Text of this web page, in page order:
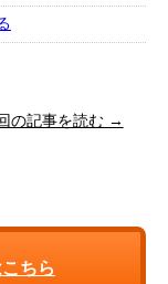
の記事を読む →
ちら